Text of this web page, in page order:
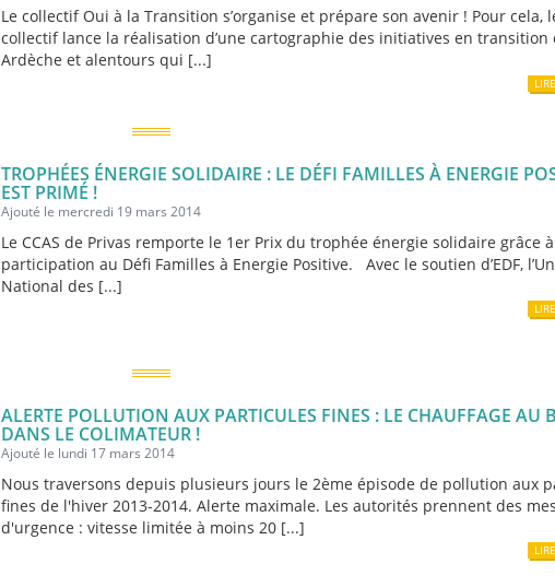
Le collectif Oui à la Transition s’organise et prépare son avenir ! Pour cela,
collectif lance la réalisation d’une cartographie des initiatives en transition
Ardèche et alentours qui [...]
TROPHÉES ÉNERGIE SOLIDAIRE : LE DÉFI FAMILLES À ENERGIE
EST PRIMÉ !
Ajouté le mercredi 19 mars 2014
Le CCAS de Privas remporte le 1er Prix du trophée énergie solidaire grâce
participation au Défi Familles à Energie Positive. Avec le soutien d’EDF,
National des [...]
ALERTE POLLUTION AUX PARTICULES FINES : LE CHAUFFAGE AU
DANS LE COLIMATEUR !
Ajouté le lundi 17 mars 2014
Nous traversons depuis plusieurs jours le 2ème épisode de pollution aux
fines de l'hiver 2013-2014. Alerte maximale. Les autorités prennent des
d'urgence : vitesse limitée à moins 20 [...]